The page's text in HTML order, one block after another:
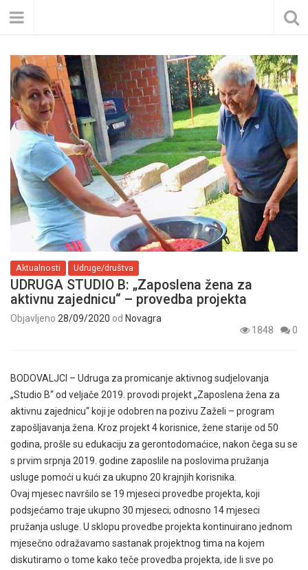
Aktualnosti Udruge/društva
UDRUGA STUDIO B: „Zaposlena žena za
aktivnu zajednicu“ – provedba projekta
Objavljeno 28/09/2020 od Novagra
1848
0
BODOVALJCI – Udruga za promicanje aktivnog sudjelovanja
„Studio B“ od veljače 2019. provodi projekt „Zaposlena žena za
aktivnu zajednicu“ koji je odobren na pozivu Zaželi – program
zapošljavanja žena. Kroz projekt 4 korisnice, žene starije od 50
godina, prošle su edukaciju za gerontodomaćice, nakon čega su se
s prvim srpnja 2019. godine zaposlile na poslovima pružanja
usluge pomoći u kući za ukupno 20 krajnjih korisnika.
Ovaj mjesec navršilo se 19 mjeseci provedbe projekta, koji
podsjećamo traje ukupno 30 mjeseci; odnosno 14 mjeseci
pružanja usluge. U sklopu provedbe projekta kontinuirano jednom
mjesečno odražavamo sastanak projektnog tima na kojem
diskutiramo o tome kako teče provedba projekta, ide li sve po